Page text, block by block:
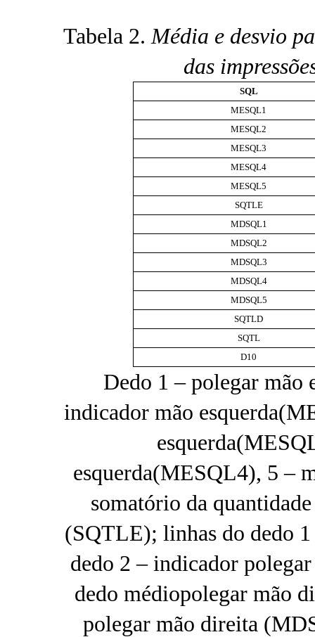
Tabela 2. Média e desvio
das
SQL
MESQL1
MESQL2
MESQL3
MESQL4
MESQL5
SQTLE
MDSQL1
MDSQL2
MDSQL3
MDSQL4
MDSQL5
SQTLD
SQTL
D10
Dedo 1 – polegar mão
indicador mão
esquerda(MESQL4), 5 –
somatório da
(SQTLE); linhas do dedo
dedo 2 – indicador
dedo médiopolegar mão
polegar mão direita